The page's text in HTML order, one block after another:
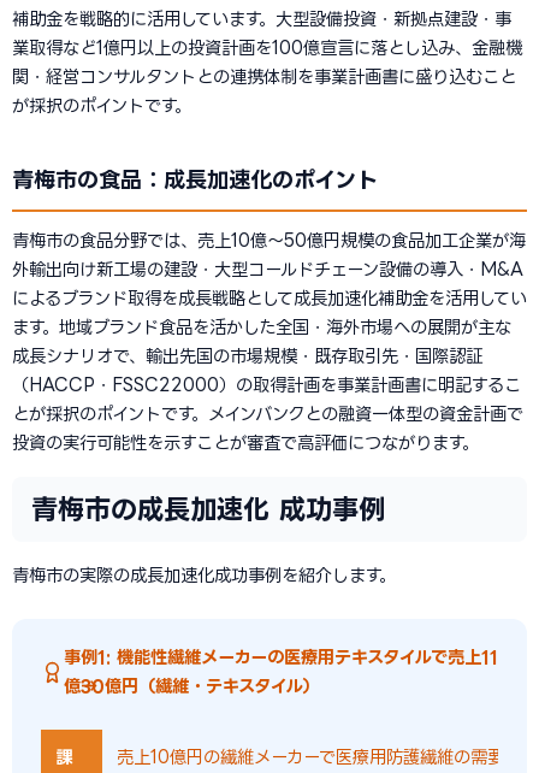
補助金を戦略的に活用しています。大型設備投資・新拠点建設・事
業取得など1億円以上の投資計画を100億宣言に落とし込み、金融機
関・経営コンサルタントとの連携体制を事業計画書に盛り込むこと
が採択のポイントです。
青梅市の食品：成長加速化のポイント
青梅市の食品分野では、売上10億〜50億円規模の食品加工企業が海
外輸出向け新工場の建設・大型コールドチェーン設備の導入・M&A
によるブランド取得を成長戦略として成長加速化補助金を活用してい
ます。地域ブランド食品を活かした全国・海外市場への展開が主な
成長シナリオで、輸出先国の市場規模・既存取引先・国際認証
（HACCP・FSSC22000）の取得計画を事業計画書に明記するこ
とが採択のポイントです。メインバンクとの融資一体型の資金計画で
投資の実行可能性を示すことが審査で高評価につながります。
青梅市の成長加速化 成功事例
青梅市の実際の成長加速化成功事例を紹介します。
事例1: 機能性繊維メーカーの医療用テキスタイルで売上11
億→30億円（繊維・テキスタイル）
課
売上10億円の繊維メーカーで医療用防護繊維の需要急